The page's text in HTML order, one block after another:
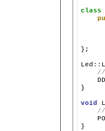
class
};
Led ::
//
}
void
//
}